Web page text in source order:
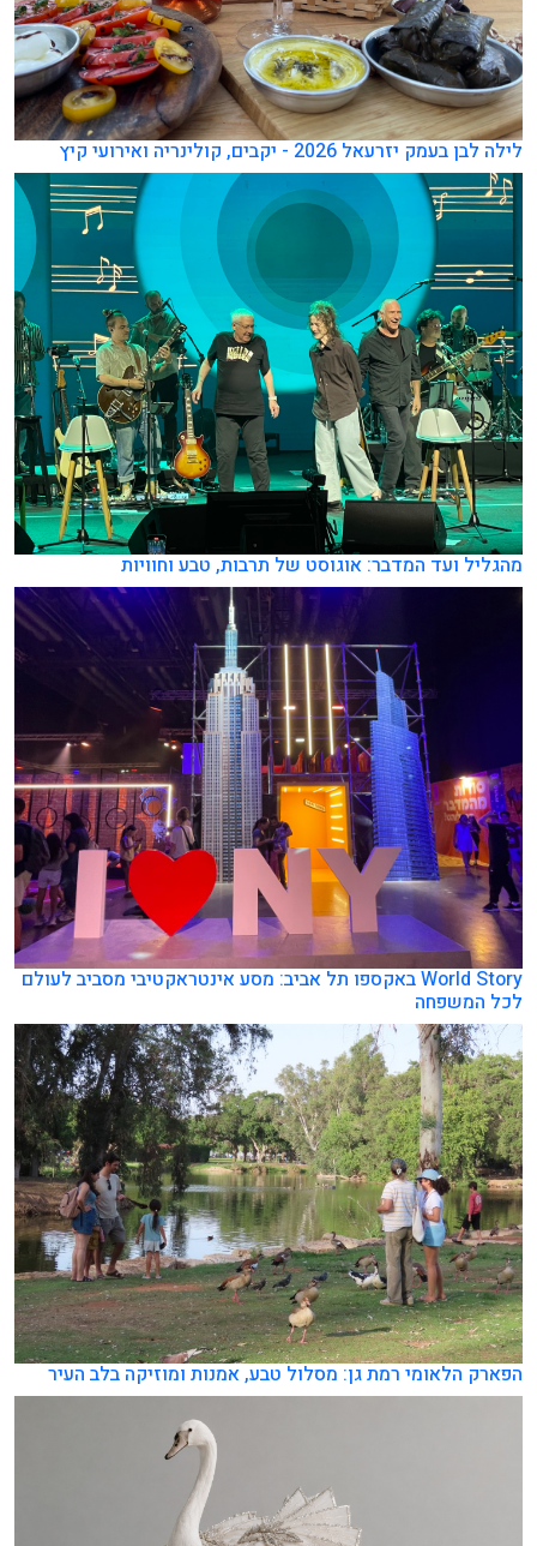
לילה לבן בעמק יזרעאל 2026 - יקבים, קולינריה ואירועי קיץ
מהגליל ועד המדבר: אוגוסט של תרבות, טבע וחוויות
World Story באקספו תל אביב: מסע אינטראקטיבי מסביב לעולם
לכל המשפחה
הפארק הלאומי רמת גן: מסלול טבע, אמנות ומוזיקה בלב העיר